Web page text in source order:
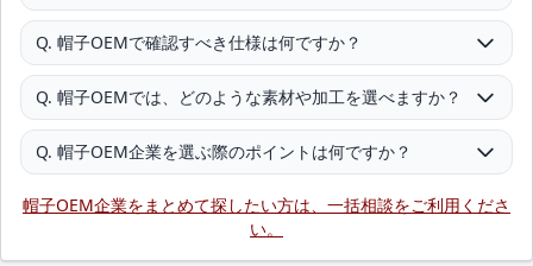
Q. 帽子OEMで確認すべき仕様は何ですか？
Q. 帽子OEMでは、どのような素材や加工を選べますか？
Q. 帽子OEM企業を選ぶ際のポイントは何ですか？
帽子OEM企業をまとめて探したい方は、一括相談をご利用くださ
い。